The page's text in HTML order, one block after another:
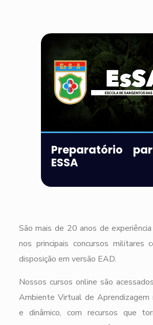
Preparatório
ESSA
São mais de 20 anos de
nos principais concursos militares
disposição em versão EAD.
Nossos cursos online são
Ambiente Virtual de
e dinâmico, com recursos que